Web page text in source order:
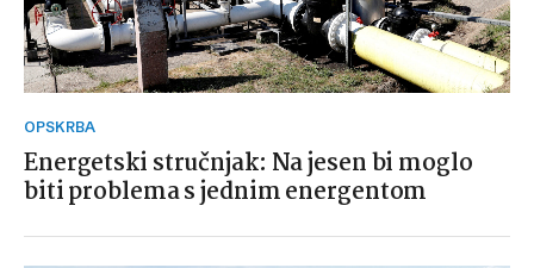
OPSKRBA
Energetski stručnjak: Na jesen bi moglo
biti problema s jednim energentom